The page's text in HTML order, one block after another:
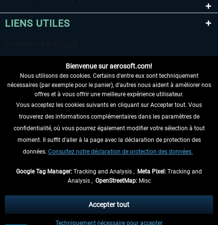
LIENS UTILES
RENONCER AU CONTRAT ICI
INFORMATIONS
NE MANQUEZ PAS LES DERNIÈRES
échéant, frais de remboursement, si aucune description contraire.
** S'applique aux envois vers l'Allemagne. Pour les autres pays, veuillez
Bienvenue sur aerosoft.com!
Nous utilisons des cookies. Certains d'entre eux sont techniquement
nécessaires (par exemple pour le panier), d'autres nous aident à améliorer nos
offres et à vous offrir une meilleure expérience utilisateur.
Vous acceptez les cookies suivants en cliquant sur Accepter tout. Vous
trouverez des informations complémentaires dans les paramètres de
confidentialité, où vous pourrez également modifier votre sélection à tout
moment. Il suffit d'aller à la page avec la déclaration de protection des
données. Consultez notre déclaration de protection des données.
Google Tag Manager: Tracking and Analysis , Meta Pixel: Tracking and
Analysis , OpenStreetMap:Misc
Techniquement nécessaire pour accepter
Accepter tout